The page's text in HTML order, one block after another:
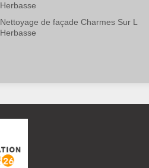
Herbasse
Nettoyage de façade Charmes Sur L
Herbasse